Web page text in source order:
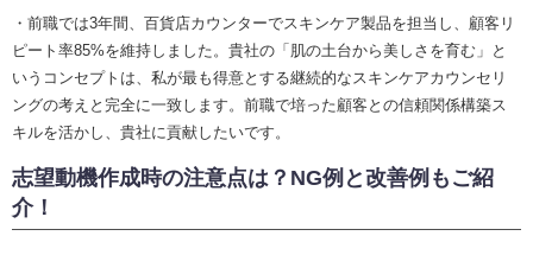
・前職では3年間、百貨店カウンターでスキンケア製品を担当し、顧客リ
ピート率85%を維持しました。貴社の「肌の土台から美しさを育む」と
いうコンセプトは、私が最も得意とする継続的なスキンケアカウンセリ
ングの考えと完全に一致します。前職で培った顧客との信頼関係構築ス
キルを活かし、貴社に貢献したいです。
志望動機作成時の注意点は？NG例と改善例もご紹
介！